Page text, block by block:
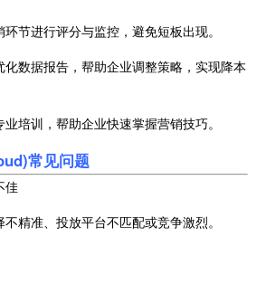
节进行评分与监控，避免短板出现。
数据报告，帮助企业调整策略，实现降本
培训，帮助企业快速掌握营销技巧。
常见问题
佳
精准、投放平台不匹配或竞争激烈。